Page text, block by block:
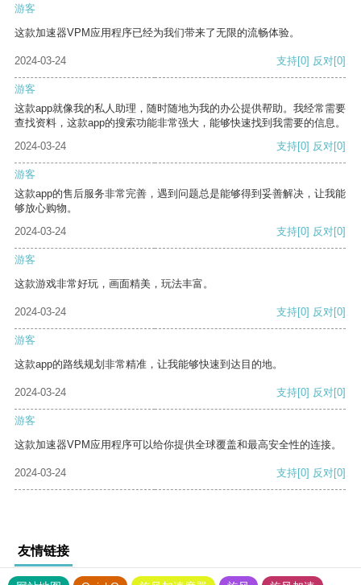
游客
这款加速器VPM应用程序已经为我们带来了无限的流畅体验。
2024-03-24 支持[0] 反对[0]
游客
这款app就像我的私人助理，随时随地为我的办公提供帮助。我经常需要
查找资料，这款app的搜索功能非常强大，能够快速找到我需要的信息。
2024-03-24
支持[0] 反对[0]
游客
这款app的售后服务非常完善，遇到问题总是能够得到妥善解决，让我能
够放心购物。
2024-03-24
支持[0] 反对[0]
游客
这款游戏非常好玩，画面精美，玩法丰富。
2024-03-24 支持[0] 反对[0]
游客
这款app的路线规划非常精准，让我能够快速到达目的地。
2024-03-24 支持[0] 反对[0]
游客
这款加速器VPM应用程序可以给你提供全球覆盖和最高安全性的连接。
2024-03-24 支持[0] 反对[0]
友情链接